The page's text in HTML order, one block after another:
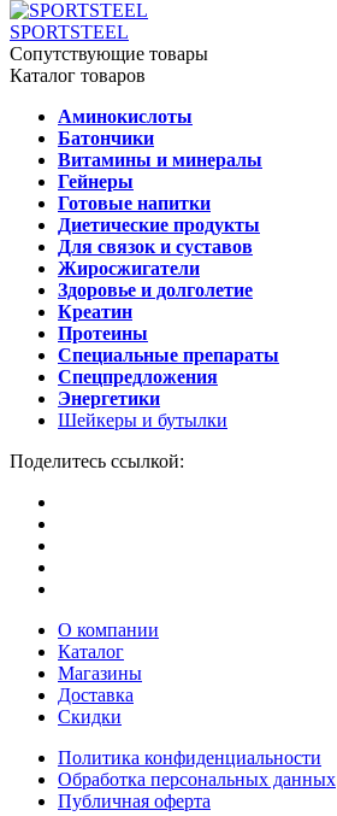
SPORTSTEEL
Сопутствующие товары
Каталог товаров
Аминокислоты
Батончики
Витамины и минералы
Гейнеры
Готовые напитки
Диетические продукты
Для связок и суставов
Жиросжигатели
Здоровье и долголетие
Креатин
Протеины
Специальные препараты
Спецпредложения
Энергетики
Шейкеры и бутылки
Поделитесь ссылкой:
О компании
Каталог
Магазины
Доставка
Скидки
Политика конфиденциальности
Обработка персональных данных
Публичная оферта